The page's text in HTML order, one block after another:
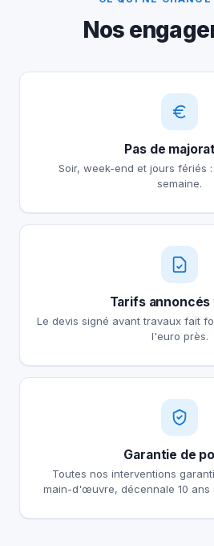
Nos
Pas de
Soir, week-end et jours fériés
semaine.
Tarifs
Le devis signé avant travaux fait
l'euro près.
Garantie de
Toutes nos interventions
main-d'œuvre, décennale 10 ans